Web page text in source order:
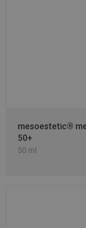
mesoestetic®
50+
50 ml